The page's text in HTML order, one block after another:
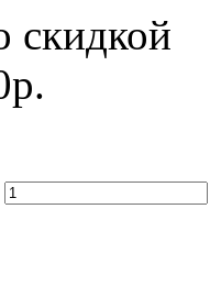
скидкой
р.